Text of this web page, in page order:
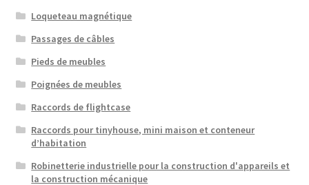
Loqueteau magnétique
Passages de câbles
Pieds de meubles
Poignées de meubles
Raccords de flightcase
Raccords pour tinyhouse, mini maison et conteneur
d’habitation
Robinetterie industrielle pour la construction d'appareils et
la construction mécanique